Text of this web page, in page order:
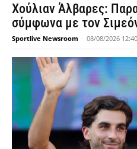
Χούλιαν Άλβαρες:
σύμφωνα με τον
Sportlive Newsroom - 08/08/2026 12:40